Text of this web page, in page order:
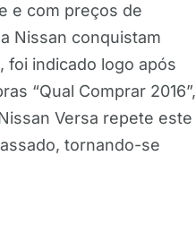
e com preços de
Nissan conquistam
foi indicado logo após
“Qual Comprar 2016”,
Versa repete este
tornando-se